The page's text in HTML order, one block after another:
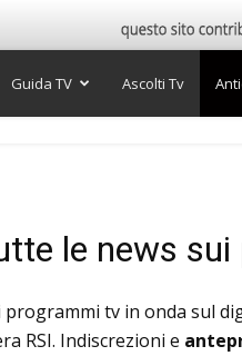
Guida TV Ascolti Tv
le news
tv in onda sul
RSI. Indiscrezioni e